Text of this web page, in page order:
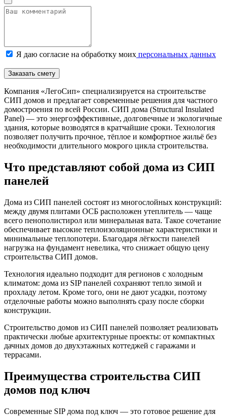
Я даю согласие на обработку моих персональных данных
Заказать смету
Компания «ЛегоСип» специализируется на строительстве
СИП домов и предлагает современные решения для частного
домостроения по всей России. СИП дома (Structural Insulated
Panel) — это энергоэффективные, долговечные и экологичные
здания, которые возводятся в кратчайшие сроки. Технология
позволяет получить прочное, тёплое и комфортное жильё без
необходимости длительного мокрого цикла строительства.
Что представляют собой дома из СИП
панелей
Дома из СИП панелей состоят из многослойных конструкций:
между двумя плитами ОСБ расположен утеплитель — чаще
всего пенополистирол или минеральная вата. Такое сочетание
обеспечивает высокие теплоизоляционные характеристики и
минимальные теплопотери. Благодаря лёгкости панелей
нагрузка на фундамент невелика, что снижает общую цену
строительства СИП домов.
Технология идеально подходит для регионов с холодным
климатом: дома из SIP панелей сохраняют тепло зимой и
прохладу летом. Кроме того, они не дают усадки, поэтому
отделочные работы можно выполнять сразу после сборки
конструкции.
Строительство домов из СИП панелей позволяет реализовать
практически любые архитектурные проекты: от компактных
дачных домов до двухэтажных коттеджей с гаражами и
террасами.
Преимущества строительства СИП
домов под ключ
Современные SIP дома под ключ — это готовое решение для